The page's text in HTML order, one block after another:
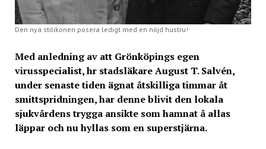
Den nya stilikonen posera ledigt med en nöjd hustru!
Med anledning av att Grönköpings egen
virusspecialist, hr stadsläkare August T. Salvén,
under senaste tiden ägnat åtskilliga timmar åt
smittspridningen, har denne blivit den lokala
sjukvårdens trygga ansikte som hamnat å allas
läppar och nu hyllas som en superstjärna.